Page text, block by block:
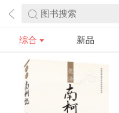
图书搜索
综合 新品